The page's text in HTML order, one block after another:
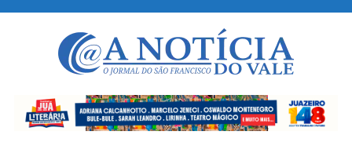
A Noticia Do Vale